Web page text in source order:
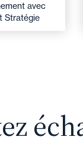
avec
Stratégie